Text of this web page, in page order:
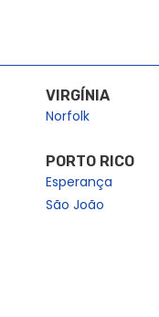
VIRGÍNIA
Norfolk
PORTO RICO
Esperança
São João